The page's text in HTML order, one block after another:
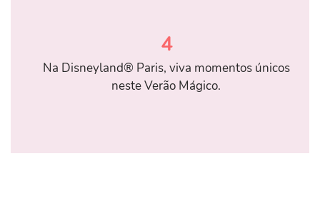
4
Na Disneyland® Paris, viva momentos únicos
neste Verão Mágico.